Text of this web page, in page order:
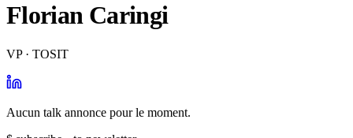
Florian Caringi
VP · TOSIT
Aucun talk annonce pour le moment.